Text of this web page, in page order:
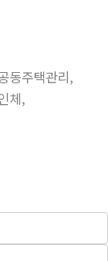
동주택관리,
체,